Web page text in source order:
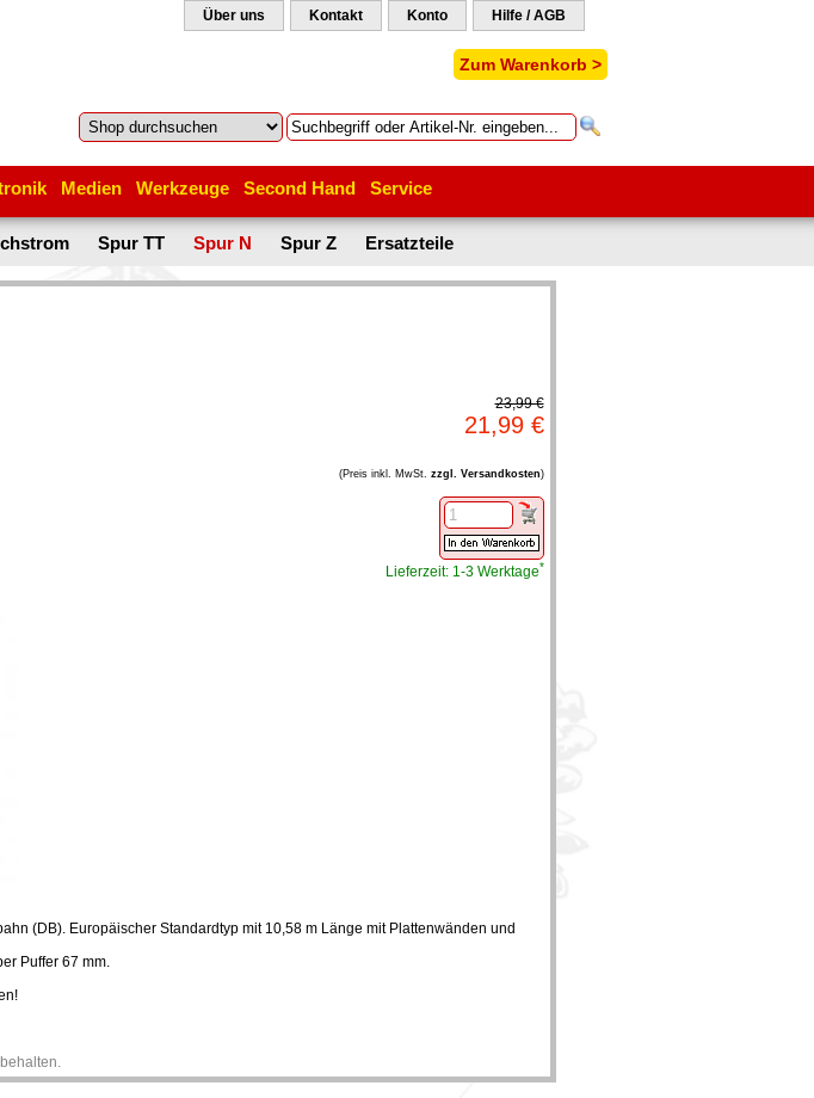
Über uns Kontakt Konto Hilfe / AGB
Zum Warenkorb >
Medien Werkzeuge Second Hand Service
Spur TT Spur N Spur Z Ersatzteile
23,99 €
21,99 €
(Preis inkl. MwSt. zzgl. Versandkosten)
Lieferzeit: 1-3 Werktage*
(DB). Europäischer Standardtyp mit 10,58 m Länge mit Plattenwänden und
Puffer 67 mm.